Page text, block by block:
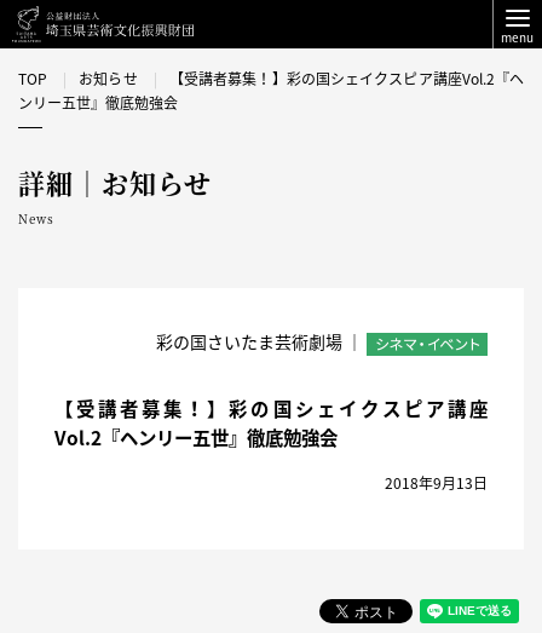
menu
TOP お知らせ
【受講者募集！】彩の国シェイクスピア講座Vol.2『ヘ
ンリー五世』徹底勉強会
詳細｜お知らせ
News
彩の国さいたま芸術劇場 ｜
【受講者募集！】彩の国シェイクスピア講座
Vol.2『ヘンリー五世』徹底勉強会
2018年9月13日